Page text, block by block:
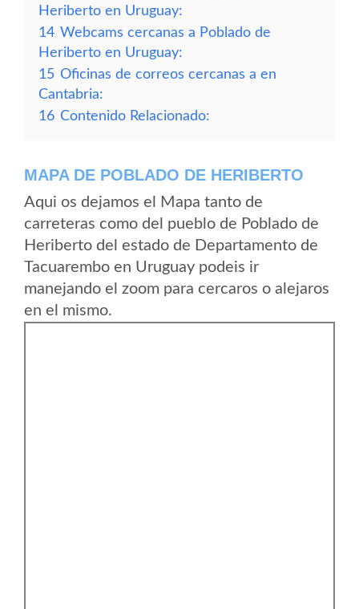
Heriberto en Uruguay:
14 Webcams cercanas a Poblado de
Heriberto en Uruguay:
15 Oficinas de correos cercanas a en
Cantabria:
16 Contenido Relacionado:
MAPA DE POBLADO DE HERIBERTO
Aqui os dejamos el Mapa tanto de
carreteras como del pueblo de Poblado de
Heriberto del estado de Departamento de
Tacuarembo en Uruguay podeis ir
manejando el zoom para cercaros o alejaros
en el mismo.